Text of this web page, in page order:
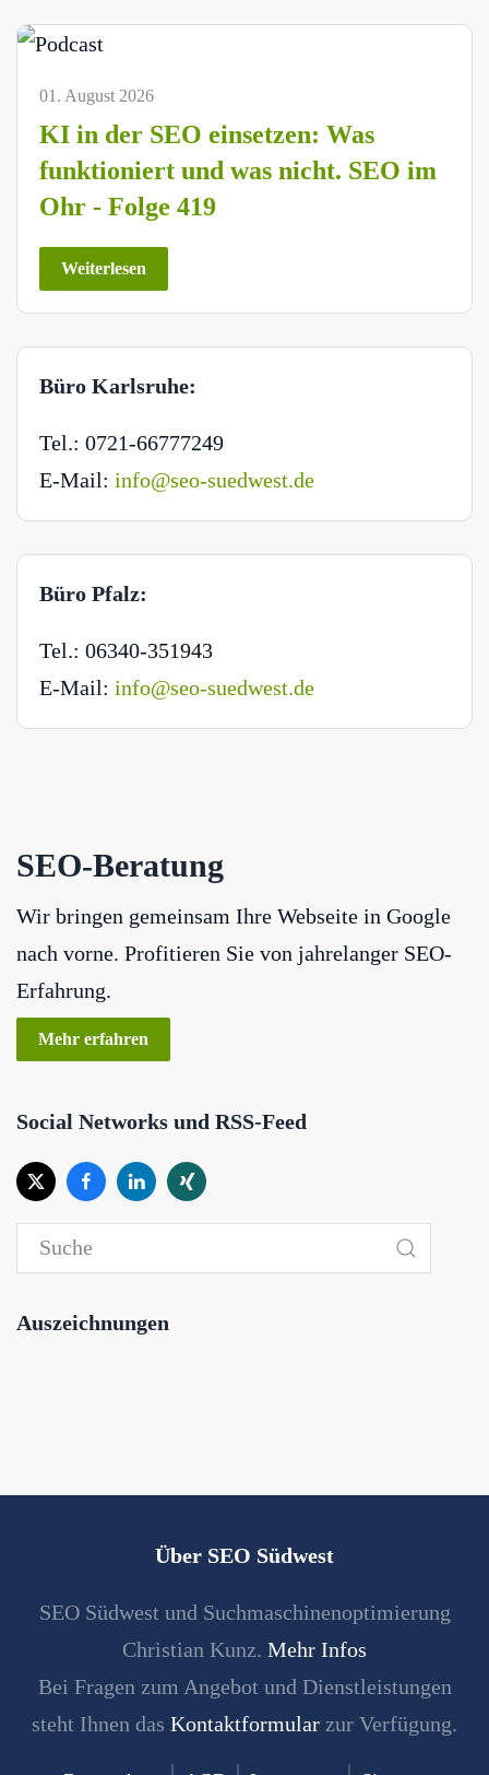
01. August 2026
KI in der SEO einsetzen: Was
funktioniert und was nicht. SEO im
Ohr - Folge 419
Weiterlesen
Büro Karlsruhe:
Tel.: 0721-66777249
E-Mail: info@seo-suedwest.de
Büro Pfalz:
Tel.: 06340-351943
E-Mail: info@seo-suedwest.de
SEO-Beratung
Wir bringen gemeinsam Ihre Webseite in Google
nach vorne. Profitieren Sie von jahrelanger SEO-
Erfahrung.
Mehr erfahren
Social Networks und RSS-Feed
Auszeichnungen
Über SEO Südwest
SEO Südwest und Suchmaschinenoptimierung
Christian Kunz. Mehr Infos
Bei Fragen zum Angebot und Dienstleistungen
steht Ihnen das Kontaktformular zur Verfügung.